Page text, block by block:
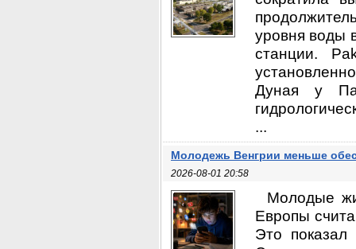
уровня воды
станции.
Дуная у
...
Молодежь Венгрии меньше
2026-08-01 20:58
Молодые
Европы
Это показал